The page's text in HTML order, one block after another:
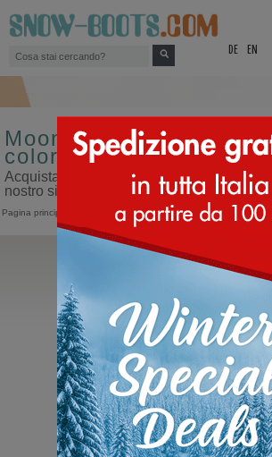
DE EN
Moon boot da uomo
colore nero
Acquista moon boot da uomo misura 38
nostro sito dedicato ai doposci
Pagina principale >Moon Boot
Moon Boot®
Icon Low Nylon